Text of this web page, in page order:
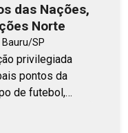
das Nações,
Norte
SP
privilegiada
pontos da
de futebol,